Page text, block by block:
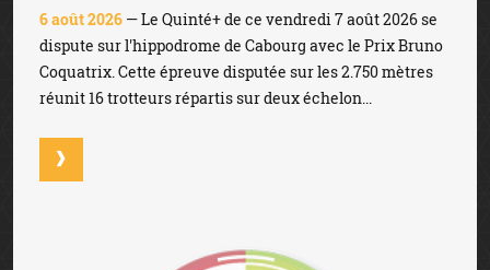
6 août 2026 — Le Quinté+ de ce vendredi 7 août 2026 se
dispute sur l'hippodrome de Cabourg avec le Prix Bruno
Coquatrix. Cette épreuve disputée sur les 2.750 mètres
réunit 16 trotteurs répartis sur deux échelon...